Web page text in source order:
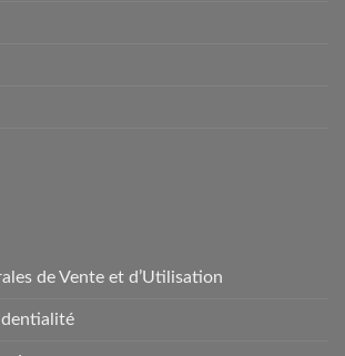
de Vente et d’Utilisation